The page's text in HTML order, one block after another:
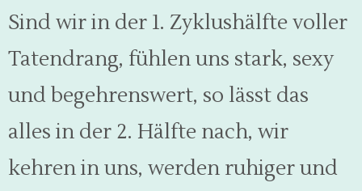
Sind wir in der 1. Zyklushälfte voller
Tatendrang, fühlen uns stark, sexy
und begehrenswert, so lässt das
alles in der 2. Hälfte nach, wir
kehren in uns, werden ruhiger und